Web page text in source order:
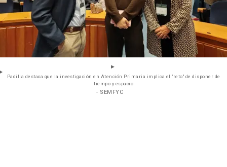
Padilla destaca que la investigación en Atención Primaria implica el "reto" de disponer de
tiempo y espacio
- SEMFYC